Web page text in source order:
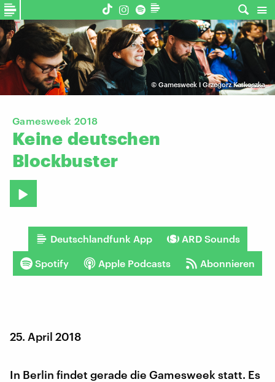
© Gamesweek I Grzegorz Karkoszka
Gamesweek 2018
Keine deutschen
Blockbuster
Deutschlandfunk App ARD Sounds
Spotify Apple Podcasts Abonnieren
25. April 2018
In Berlin findet gerade die Gamesweek statt. Es